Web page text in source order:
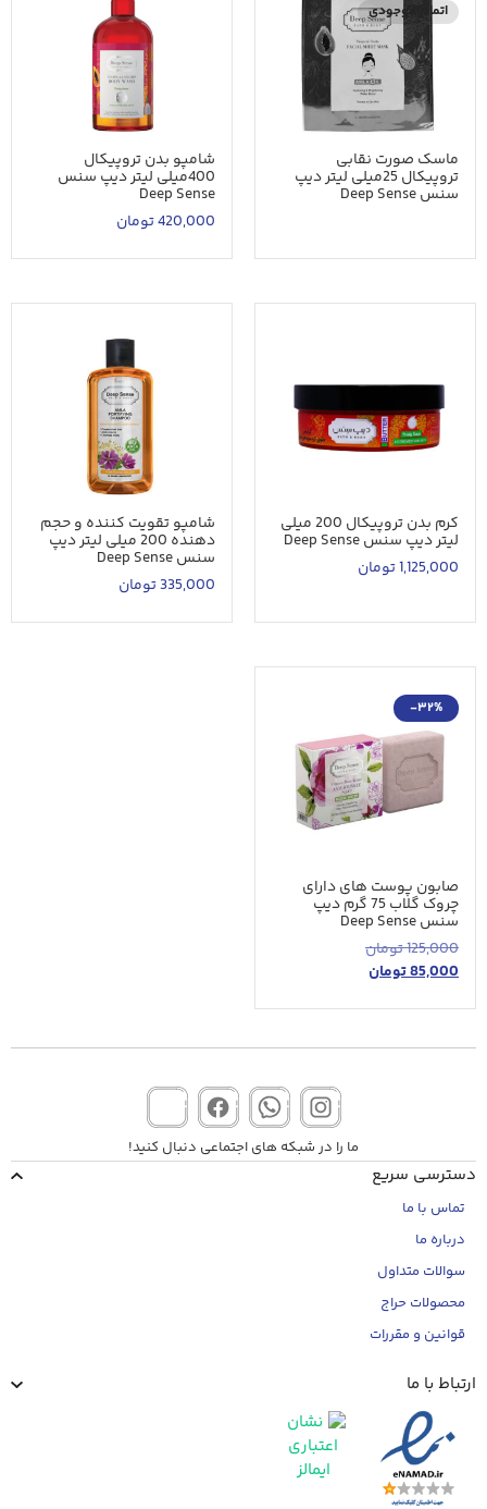
اتمام موجودی
ماسک صورت نقابی
تروپیکال 25میلی لیتر دیپ
سنس Deep Sense
شامپو بدن تروپیکال
400میلی لیتر دیپ سنس
Deep Sense
420,000تومان
کرم بدن تروپیکال 200 میلی
لیتر دیپ سنس Deep Sense
1,125,000تومان
شامپو تقویت کننده و حجم
دهنده 200 میلی لیتر دیپ
سنس Deep Sense
335,000تومان
-32%
صابون پوست های دارای
چروک گلاب 75 گرم دیپ
سنس Deep Sense
125,000تومان
85,000تومان
ما را در شبکه های اجتماعی دنبال کنید!
دسترسی سریع
تماس با ما
درباره ما
سوالات متداول
محصولات حراج
قوانین و مقررات
ارتباط با ما